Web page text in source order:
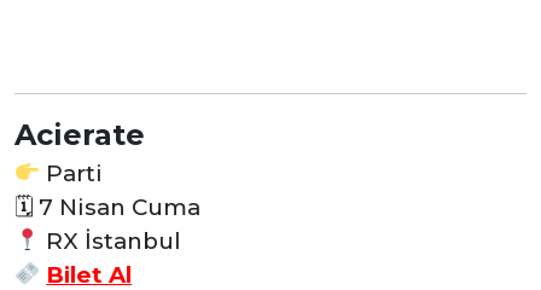
Acierate
Parti
🗓 7 Nisan Cuma
RX İstanbul
Bilet Al